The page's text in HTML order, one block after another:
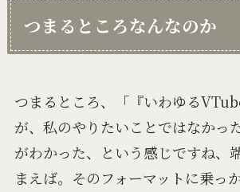
つまるところなんなのか
つまるところ、「『いわゆる
が、私のやりたいことではなかっ
がわかった、という感じですね、
まえば。そのフォーマットに乗っ